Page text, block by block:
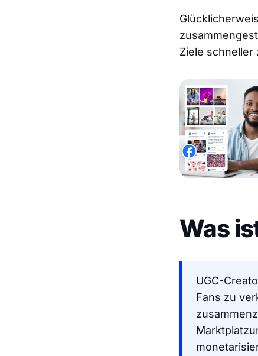
Ziele schneller
Was
UGC-
Fans zu